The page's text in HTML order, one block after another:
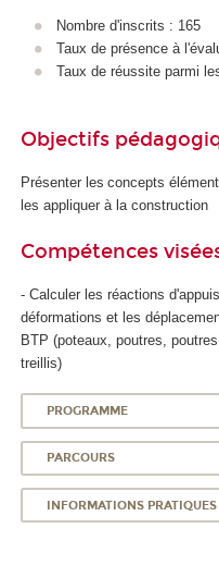
Nombre d'inscrits : 165
Taux de présence à
Taux de réussite parmi
Objectifs
Présenter les concepts
les appliquer à la construction
Compétences
- Calculer les réactions
déformations et les
BTP (poteaux, poutres,
treillis)
PROGRAMME
PARCOURS
INFORMATIONS PRATIQUES